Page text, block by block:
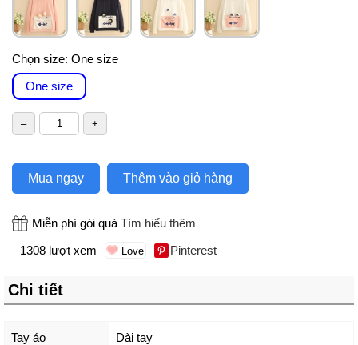
Chọn size: One size
One size
Mua ngay Thêm vào giỏ hàng
Miễn phí gói quà Tìm hiểu thêm
1308 lượt xem
Pinterest
Chi tiết
Tay áo Dài tay